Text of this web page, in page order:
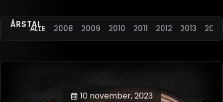
ÅRSTAL 2008 2009 2010 2011 2012 2013 2015
ALLE
10 november, 2023